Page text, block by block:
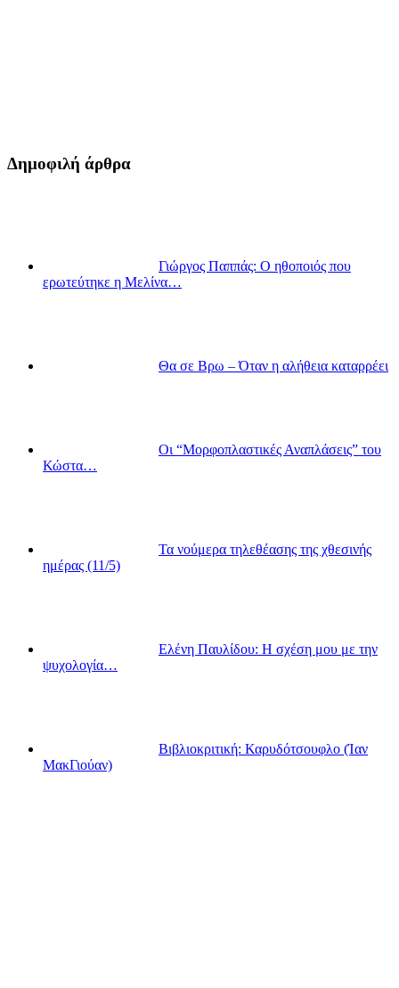
Δημοφιλή άρθρα
Γιώργος Παππάς: Ο ηθοποιός που
ερωτεύτηκε η Μελίνα…
Θα σε Βρω – Όταν η αλήθεια καταρρέει
Οι “Μορφοπλαστικές Αναπλάσεις” του
Κώστα…
Τα νούμερα τηλεθέασης της χθεσινής
ημέρας (11/5)
Ελένη Παυλίδου: Η σχέση μου με την
ψυχολογία…
Βιβλιοκριτική: Καρυδότσουφλο (Ίαν
ΜακΓιούαν)